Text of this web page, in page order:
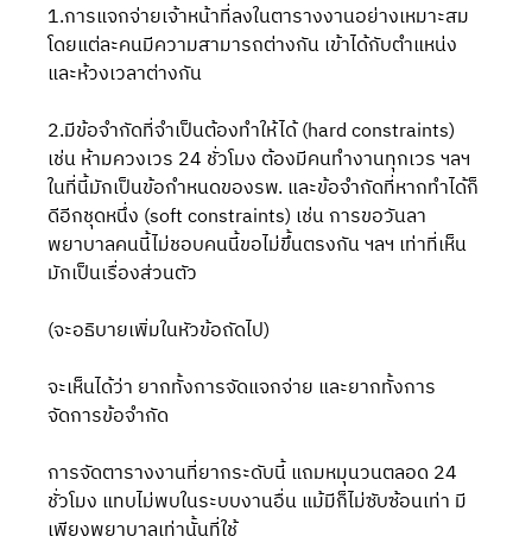
1.การแจกจ่ายเจ้าหน้าที่ลงในตารางงานอย่างเหมาะสม
โดยแต่ละคนมีความสามารถต่างกัน เข้าได้กับตำแหน่ง
และห้วงเวลาต่างกัน
2.มีข้อจำกัดที่จำเป็นต้องทำให้ได้ (hard constraints)
เช่น ห้ามควงเวร 24 ชั่วโมง ต้องมีคนทำงานทุกเวร ฯลฯ
ในที่นี้มักเป็นข้อกำหนดของรพ. และข้อจำกัดที่หากทำได้ก็
ดีอีกชุดหนึ่ง (soft constraints) เช่น การขอวันลา
พยาบาลคนนี้ไม่ชอบคนนี้ขอไม่ขึ้นตรงกัน ฯลฯ เท่าที่เห็น
มักเป็นเรื่องส่วนตัว
(จะอธิบายเพิ่มในหัวข้อถัดไป)
จะเห็นได้ว่า ยากทั้งการจัดแจกจ่าย และยากทั้งการ
จัดการข้อจำกัด
การจัดตารางงานที่ยากระดับนี้ แถมหมุนวนตลอด 24
ชั่วโมง แทบไม่พบในระบบงานอื่น แม้มีก็ไม่ซับซ้อนเท่า มี
เพียงพยาบาลเท่านั้นที่ใช้